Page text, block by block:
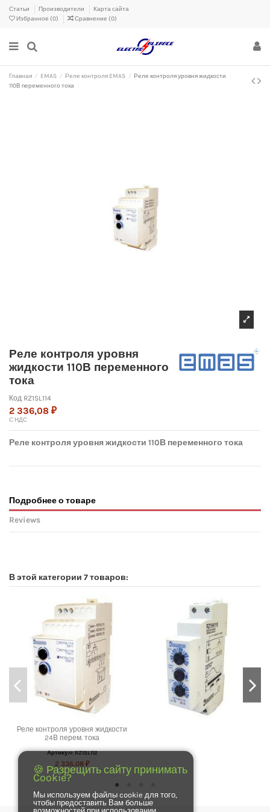
Статьи Производители
Карта сайта
Избранное (0) Сравнение (0)
Главная EMAS Реле контроля EMAS
Реле контроля уровня жидкости
110В переменного тока
Реле контроля уровня
жидкости 110В переменного
тока
Код RZ1SL114
2 336,08 ₽
С НДС
Реле контроля уровня жидкости 110В переменного тока
Подробнее о товаре
Reviews
В этой категории 7 товаров:
Реле контроля уровня жидкости
24В перем. тока
Артикул: RZ1SL112
2 336,08 ₽
🍪 Разрещить сайту принимать
Cookie?
Мы используем файлы cookie для того,
чтобы предоставить Вам больше